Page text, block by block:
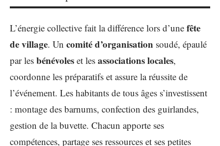
L’énergie collective fait la différence lors d’une fête
de village. Un comité d’organisation soudé, épaulé
par les bénévoles et les associations locales,
coordonne les préparatifs et assure la réussite de
l’événement. Les habitants de tous âges s’investissent
: montage des barnums, confection des guirlandes,
gestion de la buvette. Chacun apporte ses
compétences, partage ses ressources et ses petites